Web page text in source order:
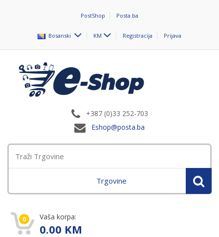
PostShop Posta.ba
Bosanski KM Registracija Prijava
+387 (0)33 252-703
Eshop@posta.ba
Trgovine
0 Vaša korpa:
0.00 KM